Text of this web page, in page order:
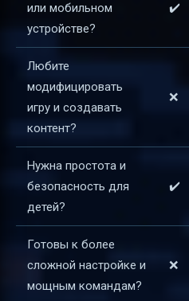
или мобильном
устройстве?
✔️
Любите
модифицировать
игру и создавать
контент?
❌
Нужна простота и
безопасность для
детей?
✔️
Готовы к более
сложной настройке и
мощным командам?
❌